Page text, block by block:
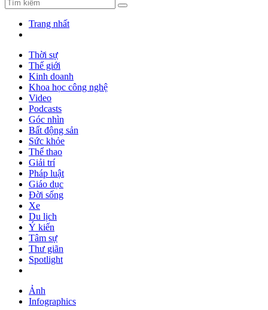
Trang nhất
Thời sự
Thế giới
Kinh doanh
Khoa học công nghệ
Video
Podcasts
Góc nhìn
Bất động sản
Sức khỏe
Thể thao
Giải trí
Pháp luật
Giáo dục
Đời sống
Xe
Du lịch
Ý kiến
Tâm sự
Thư giãn
Spotlight
Ảnh
Infographics